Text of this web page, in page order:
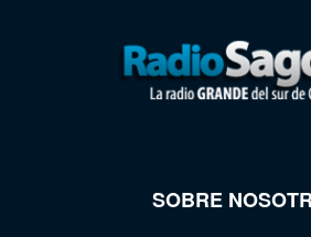
SOBRE